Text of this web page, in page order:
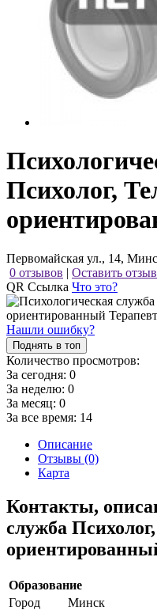
Психолог,
Первомайская ул., 14,
0 отзывов | Оставить отзыв
QR Ссылка Что это?
Нашли ошибку?
Поднять в топ
Количество просмотров:
За сегодня: 0
За неделю: 0
За месяц: 0
За все время: 14
Описание
Отзывы (0)
Карта
Контакты,
служба
Образование
Город
Минск